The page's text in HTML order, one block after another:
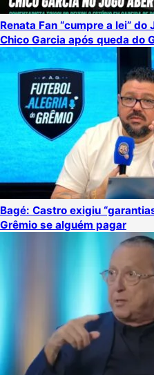
Renata Fan “cumpre a lei”
Chico Garcia após queda do
Bagé: Castro exigiu
Grêmio se alguém pagar